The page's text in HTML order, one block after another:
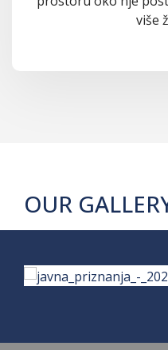
više
OUR